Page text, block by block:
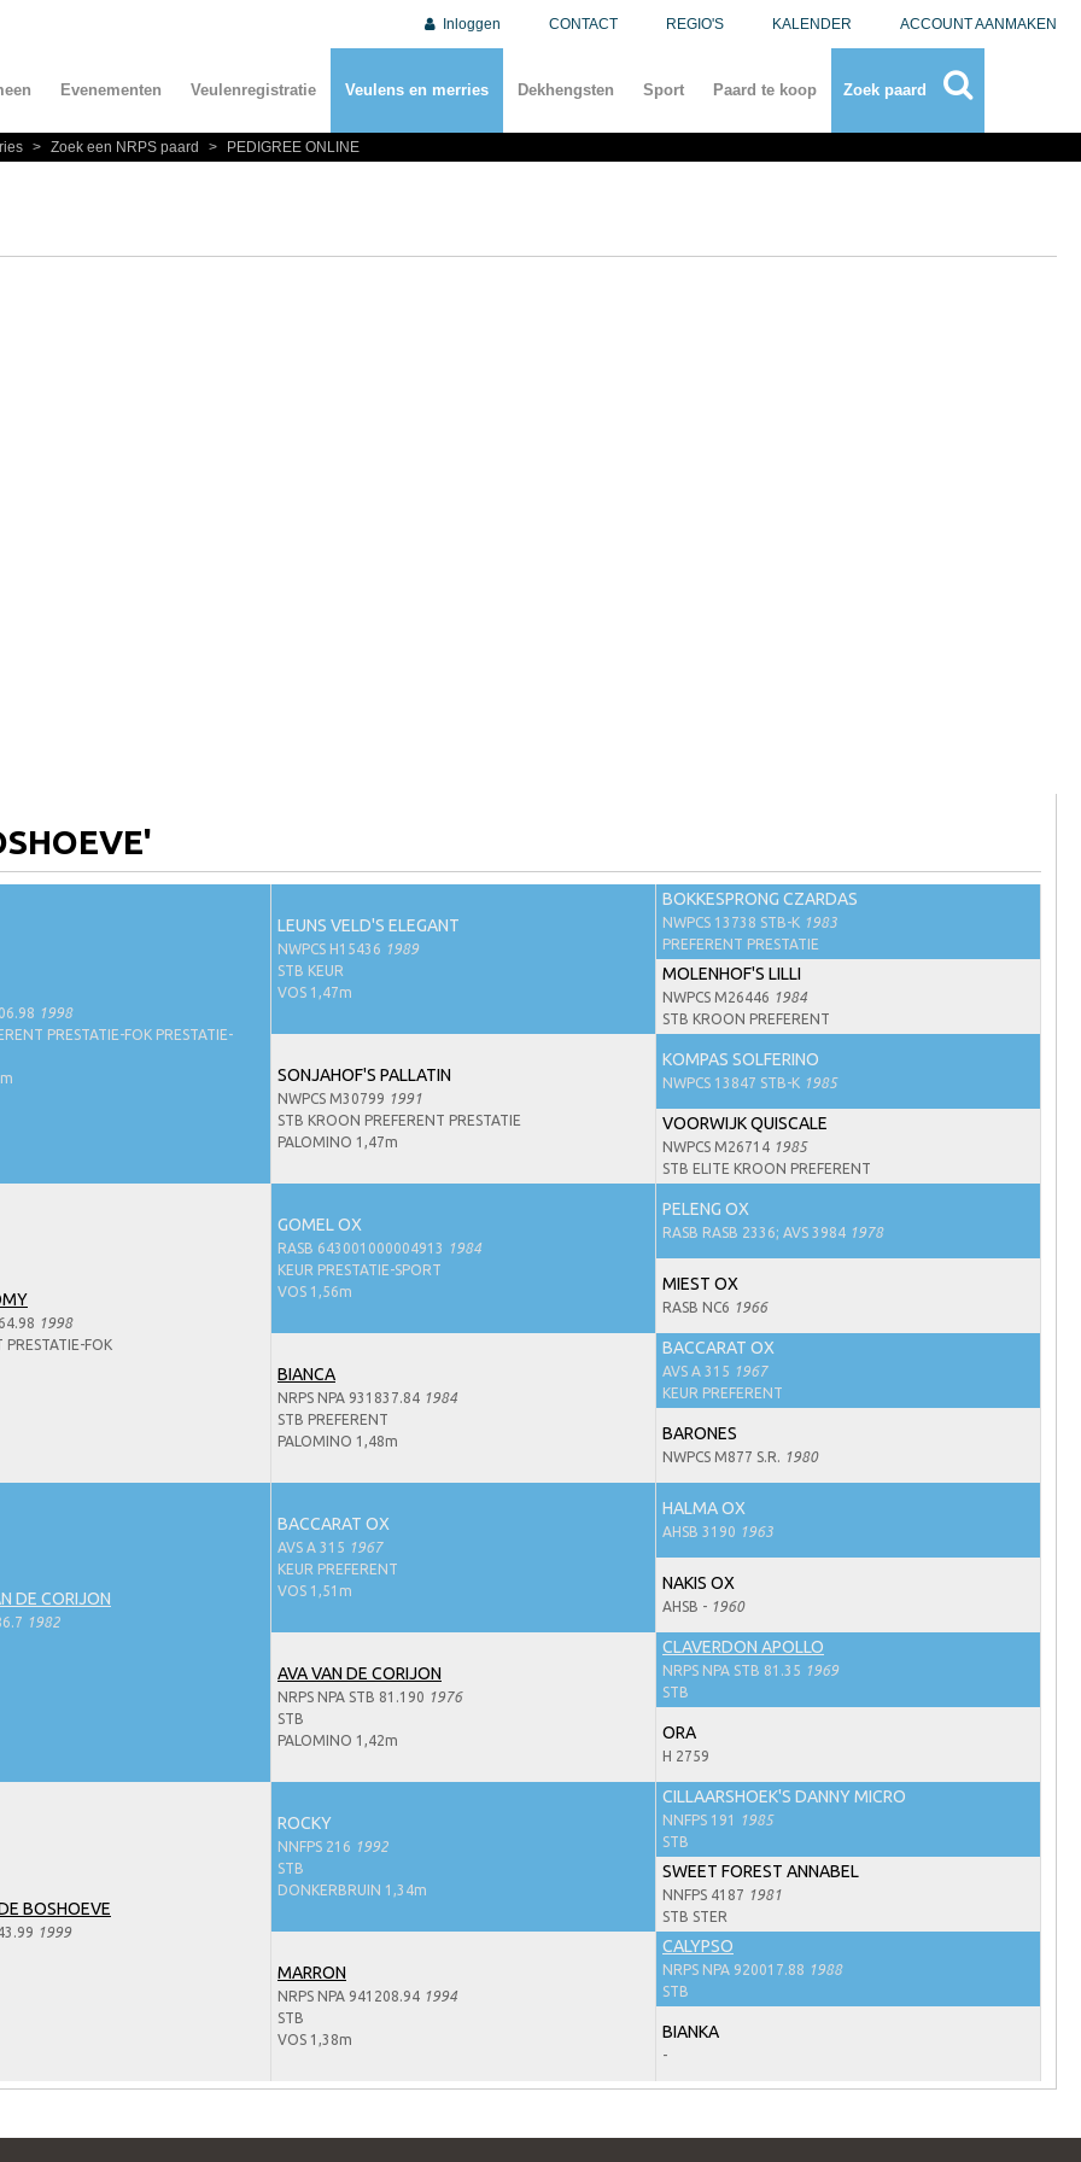
Inloggen CONTACT REGIO'S KALENDER ACCOUNT AANMAKEN
Evenementen Veulenregistratie Veulens en merries Dekhengsten Sport Paard te koop Zoek paard
> Zoek een NRPS paard > PEDIGREE ONLINE
1998
PRESTATIE-FOK PRESTATIE-
LEUNS VELD'S ELEGANT
NWPCS H15436 1989
STB KEUR
VOS 1,47m
BOKKESPRONG CZARDAS
NWPCS 13738 STB-K 1983
PREFERENT PRESTATIE
MOLENHOF'S LILLI
NWPCS M26446 1984
STB KROON PREFERENT
SONJAHOF'S PALLATIN
NWPCS M30799 1991
STB KROON PREFERENT PRESTATIE
PALOMINO 1,47m
KOMPAS SOLFERINO
NWPCS 13847 STB-K 1985
VOORWIJK QUISCALE
NWPCS M26714 1985
STB ELITE KROON PREFERENT
1998
PRESTATIE-FOK
GOMEL OX
RASB 643001000004913
1984
KEUR PRESTATIE-SPORT
VOS 1,56m
PELENG OX
RASB RASB 2336; AVS 3984 1978
MIEST OX
RASB NC6 1966
BIANCA
NRPS NPA 931837.84 1984
STB PREFERENT
PALOMINO 1,48m
BACCARAT OX
AVS A 315 1967
KEUR PREFERENT
BARONES
NWPCS M877 S.R. 1980
DE CORIJON
1982
BACCARAT OX
AVS A 315 1967
KEUR PREFERENT
VOS 1,51m
HALMA OX
AHSB 3190 1963
NAKIS OX
AHSB - 1960
AVA VAN DE CORIJON
NRPS NPA STB 81.190 1976
STB
PALOMINO 1,42m
CLAVERDON APOLLO
NRPS NPA STB 81.35 1969
STB
ORA
H 2759
BOSHOEVE
1999
ROCKY
NNFPS 216 1992
STB
DONKERBRUIN 1,34m
CILLAARSHOEK'S DANNY MICRO
NNFPS 191
1985
STB
SWEET FOREST ANNABEL
NNFPS 4187 1981
STB STER
MARRON
NRPS NPA 941208.94 1994
STB
VOS 1,38m
CALYPSO
NRPS NPA 920017.88 1988
STB
BIANKA
-